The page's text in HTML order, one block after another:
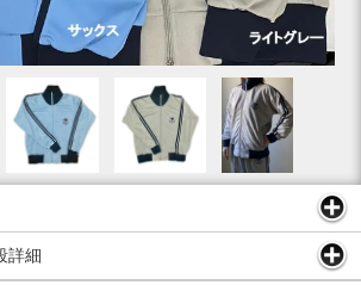
詳細